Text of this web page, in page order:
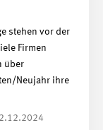
stehen vor der
Firmen
über
Neujahr ihre